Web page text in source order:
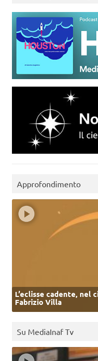
Approfondimento
L’eclisse cadente, nel
Fabrizio Villa
Su MediaInaf Tv